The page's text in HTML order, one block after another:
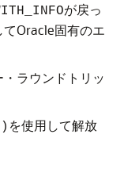
が戻っ
Oracle固有のエ
ラウンドトリッ
を使用して解放